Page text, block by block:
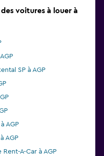
voitures à louer à
SP à AGP
AGP
AGP
A-Car à AGP